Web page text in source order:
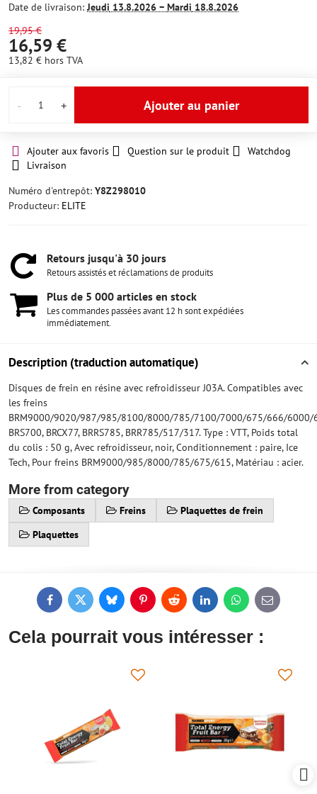
Date de livraison:Jeudi 13.8.2026 − Mardi 18.8.2026
19,95 €
16,59 €
13,82 € hors TVA
Ajouter au panier
Ajouter aux favoris Question sur le produit
Watchdog
Livraison
Numéro d'entrepôt: Y8Z298010
Producteur: ELITE
Retours jusqu'à 30 jours
Retours assistés et réclamations de produits
Plus de 5 000 articles en stock
Les commandes passées avant 12 h sont expédiées
immédiatement.
Description (traduction automatique)
Disques de frein en résine avec refroidisseur J03A. Compatibles avec
les freins
BRM9000/9020/987/985/8100/8000/785/7100/7000/675/666/6000/
BRS700, BRCX77, BRRS785, BRR785/517/317. Type : VTT, Poids total
du colis : 50 g, Avec refroidisseur, noir, Conditionnement : paire, Ice
Tech, Pour freins BRM9000/985/8000/785/675/615, Matériau : acier.
More from category
Composants Freins
Plaquettes de frein
Plaquettes
FacebookTwitterBlueskyPinterestReddit LinkedInWhatsApp
E-
mail
Cela pourrait vous intéresser :